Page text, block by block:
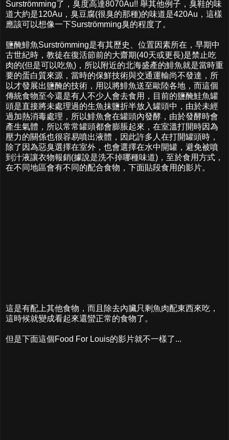
Surströmming了，臭度高達8070Au!! 舉其他例子，臭鞋的味
道大約是120Au，臭豆腐(很臭的那種)的味道是420Au，這樣
應該可以想像一下Surströmming臭的程度了。
鹽醃鯡魚Surströmming是有其歷史、位置因素所在，早期中
古世紀時，教徒在復活節前的大齋期(40天或更長)是禁止吃
肉的(但是可以吃魚)，所以附近的北海盛產的鯡魚就是當時重
要的蛋白質來源，當時的保鮮技術與交通運輸尚不發達，所
以才發展出鹽醃的技術，用以將鯡魚送至歐陸各地，而這個
傳統食物至今還是有人不少人會去食用，目前的鹽醃鮭魚罐
頭是直接將未處理過的生魚抹鹽折半放入罐頭中，由於未經
過加熱消毒處理，所以鯡魚會在罐頭內發酵，由於發酵時會
產生氣體，所以常常罐頭都會膨脹起來，在室溫打開時因為
壓力的關係也很容易噴出液體，因此許多人在打開罐頭時，
除了因為惡臭選擇在室外，也會選擇在水中開罐，避免被噴
到汁液讓衣物報銷(據說是洗不掉哪種味道)，至於食用方式，
在不同地區會有不同的配合食物，下面貼段食用的影片。
這是有配上其他食物，而且除去內臟只剩魚肉配東西來吃，
這時候就變成看起來還蠻正常的食物了。
但是下面這個Food For Louis的影片就不一樣了...